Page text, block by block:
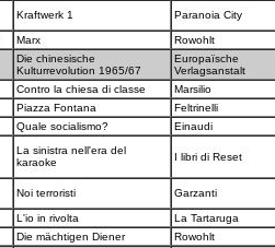
Kraftwerk 1 Paranoia City
Marx
Rowohlt
Die chinesische
Kulturrevolution 1965/67
Europaïsche
Verlagsanstalt
Contro la chiesa di classe
Marsilio
Piazza Fontana
Feltrinelli
Quale socialismo? Einaudi
La sinistra nell'era del
karaoke
I libri di Reset
Noi terroristi Garzanti
L'io in rivolta
La Tartaruga
Die mächtigen Diener
Rowohlt